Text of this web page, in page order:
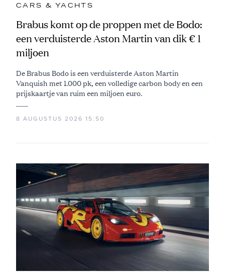
CARS & YACHTS
Brabus komt op de proppen met de Bodo:
een verduisterde Aston Martin van dik € 1
miljoen
De Brabus Bodo is een verduisterde Aston Martin
Vanquish met 1.000 pk, een volledige carbon body en een
prijskaartje van ruim een miljoen euro.
8 AUGUSTUS 2026 15:50